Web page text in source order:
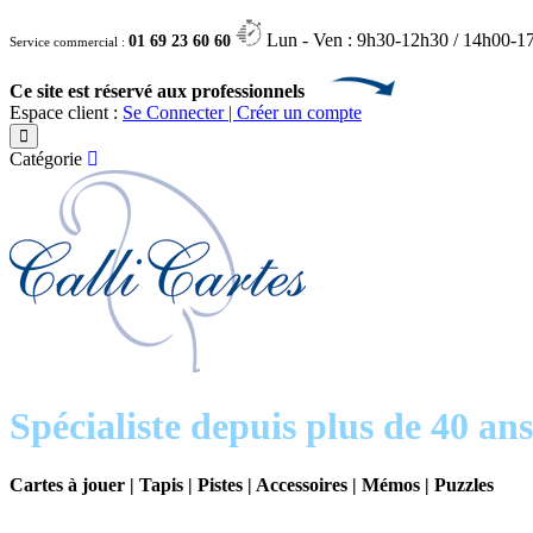
Service commercial : 01 69 23 60 60 Lun - Ven : 9h30-12h30 / 14h00-
Ce site est réservé aux professionnels
Espace client : Se Connecter | Créer un compte
Catégorie
Spécialiste depuis plus de 40 ans
Cartes à jouer | Tapis | Pistes | Accessoires | Mémos | Puzzles